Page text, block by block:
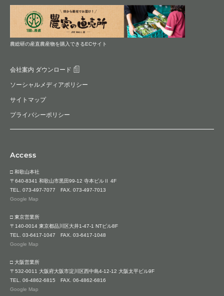
農総研の産直農産物を購入できるECサイト
会社案内 ダウンロード
ソーシャルメディアポリシー
サイトマップ
プライバシーポリシー
Access
□ 和歌山本社
〒640-8341 和歌山市黒田99-12 寺本ビルⅡ 4F
TEL. 073-497-7077 FAX. 073-497-7013
Google Map
□ 東京営業所
〒140-0014 東京都品川区大井1-47-1 NTビル8F
TEL. 03-6417-1047 FAX. 03-6417-1048
Google Map
□ 大阪営業所
〒532-0011 大阪府大阪市淀川区西中島4-12-12 大阪太平ビル9F
TEL. 06-4862-6815 FAX. 06-4862-6816
Google Map